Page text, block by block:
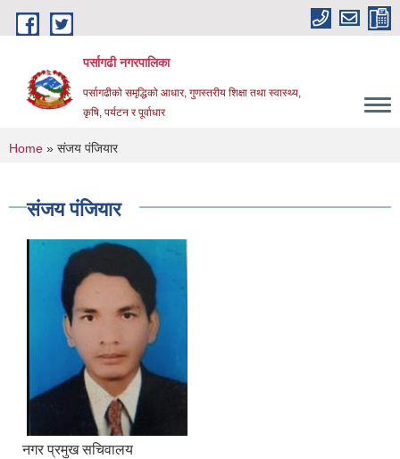
Skip to main content
पर्सागढी नगरपालिका
पर्सागढीको समृद्धिको आधार, गुणस्तरीय शिक्षा तथा स्वास्थ्य,
कृषि, पर्यटन र पूर्वाधार
You are here
Home » संजय पंजियार
संजय पंजियार
नगर प्रमुख सचिवालय